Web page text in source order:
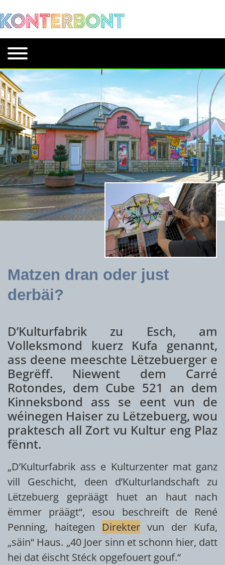
Matzen dran oder just
derbäi?
D’Kulturfabrik zu Esch, am
Volleksmond kuerz Kufa genannt,
ass deene meeschte Lëtzebuerger e
Begrëff. Niewent dem Carré
Rotondes, dem Cube 521 an dem
Kinneksbond ass se eent vun de
wéinegen Haiser zu Lëtzebuerg, wou
praktesch all Zort vu Kultur eng Plaz
fënnt.
„D’Kulturfabrik ass e Kulturzenter mat ganz
vill Geschicht, deen d’Kulturlandschaft zu
Lëtzebuerg gepräägt huet an haut nach
ëmmer präägt“, esou beschreift de René
Penning, haitegen Direkter vun der Kufa,
„säin“ Haus. „40 Joer sinn et schonn hier, datt
hei dat éischt Stéck opgefouert gouf.“